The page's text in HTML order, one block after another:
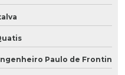
Paulo de Frontin